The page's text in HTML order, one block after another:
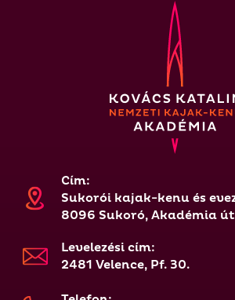
Cím:
Sukorói kajak-kenu és
8096 Sukoró, Akadémia út
Levelezési cím:
2481 Velence, Pf. 30.